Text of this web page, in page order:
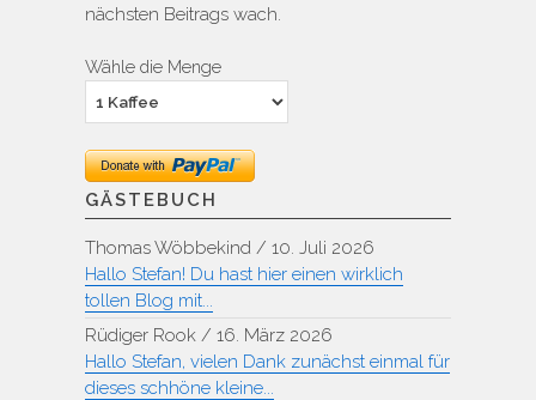
nächsten Beitrags wach.
Wähle die Menge
GÄSTEBUCH
Thomas Wöbbekind / 10. Juli 2026
Hallo Stefan! Du hast hier einen wirklich
tollen Blog mit...
Rüdiger Rook / 16. März 2026
Hallo Stefan, vielen Dank zunächst einmal für
dieses schhöne kleine...